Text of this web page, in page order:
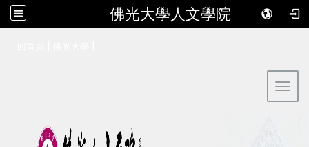
佛光大學人文學院